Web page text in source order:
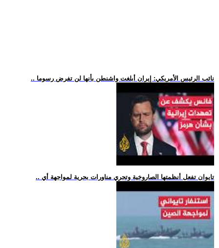
.. نائب الرئيس الأمريكي: إيران أبلغت واشنطن بأنها لن تفرض رسوما
.. تايوان تفعل أنظمتها الصاروخية وتجري مناورات بحرية لمواجهة أي